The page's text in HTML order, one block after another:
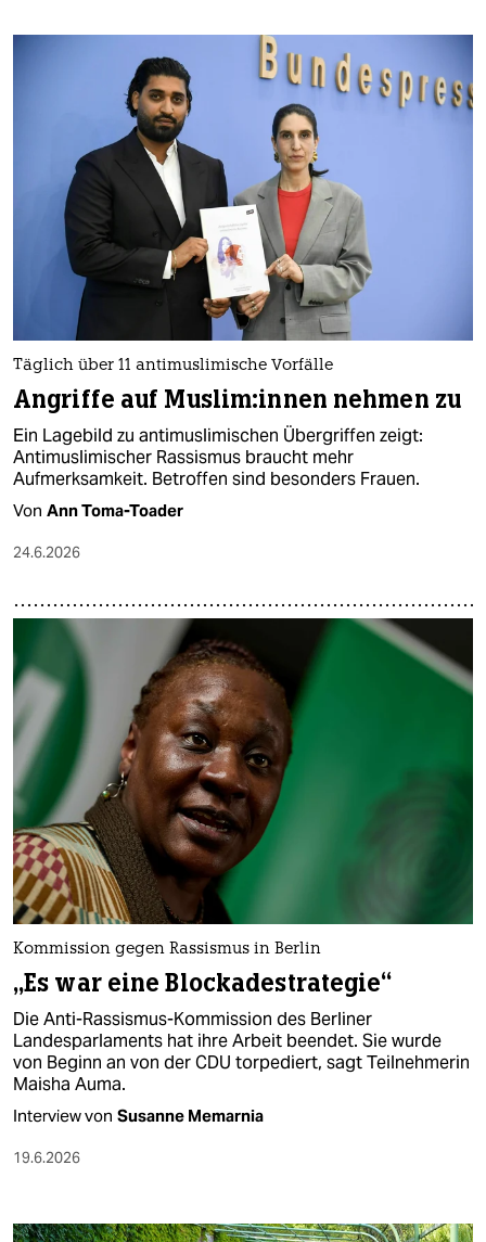
Täglich über 11 antimuslimische Vorfälle
Angriffe auf Mus­li­m:in­nen nehmen zu
Ein Lagebild zu antimuslimischen Übergriffen zeigt:
Antimuslimischer Rassismus braucht mehr
Aufmerksamkeit. Betroffen sind besonders Frauen.
Von Ann Toma-Toader
24.6.2026
Kommission gegen Rassismus in Berlin
„Es war eine Blockadestrategie“
Die Anti-Rassismus-Kommission des Berliner
Landesparlaments hat ihre Arbeit beendet. Sie wurde
von Beginn an von der CDU torpediert, sagt Teilnehmerin
Maisha Auma.
Interview von Susanne Memarnia
19.6.2026